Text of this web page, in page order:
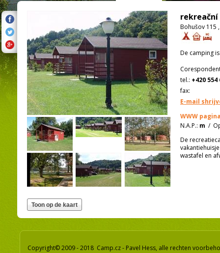
rekreační
Bohušov 115
De camping
tel.: +420 554
fax:
E-mail
WWW
N.A.P.: m /
De
wastafel en
Copyright© 2009 - 2018 Camp.cz - Pavel Hess, alle rechten